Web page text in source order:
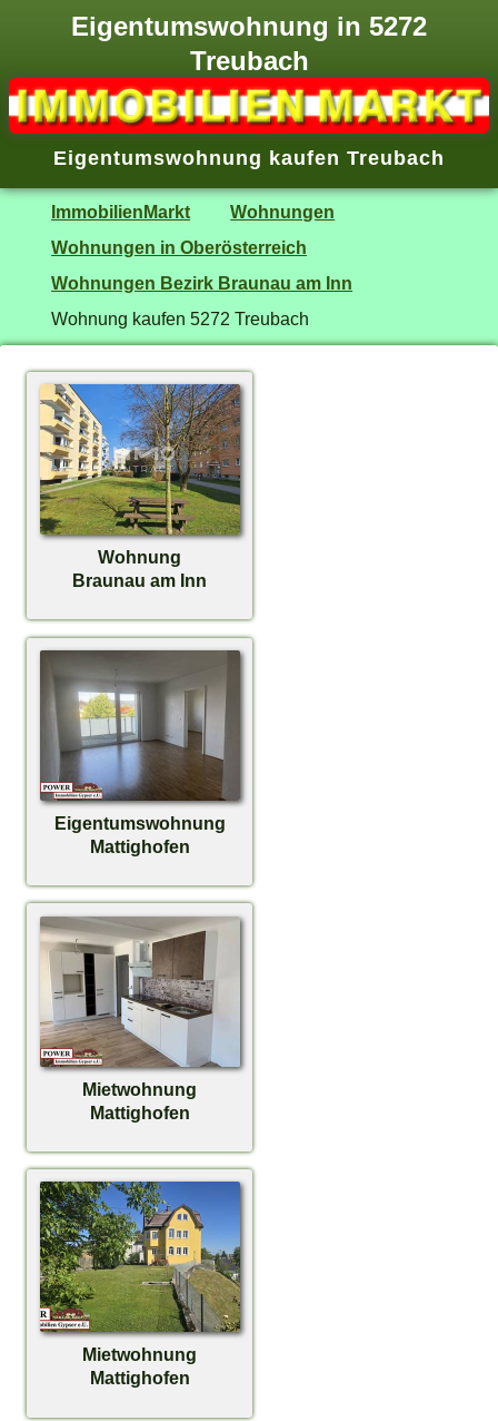
Eigentumswohnung in 5272
Treubach
Eigentumswohnung kaufen Treubach
ImmobilienMarkt
Wohnungen
Wohnungen in Oberösterreich
Wohnungen Bezirk Braunau am Inn
Wohnung kaufen 5272 Treubach
Wohnung
Braunau am Inn
Eigentumswohnung
Mattighofen
Mietwohnung
Mattighofen
Mietwohnung
Mattighofen